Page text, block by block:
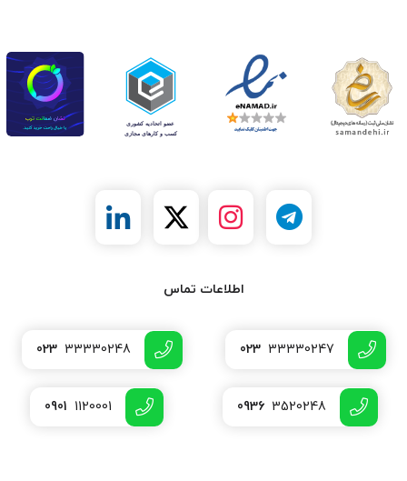
اطلاعات تماس
023 33330247
023 33330248
0936 3520248
0901 1120001